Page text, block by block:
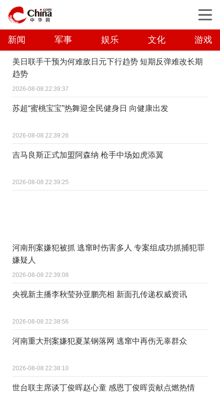
新闻 军事 娱乐 文化 游戏
美日联手干预为何难敌日元下行趋势 短期反弹难改长期
趋势
2026-08-08 22:39:37
苏超“蜜桃宝宝”热舞迎全民健身日 向健康出发
2026-08-08 22:39:26
吉马良斯正式加盟阿森纳 枪手中场如虎添翼
2026-08-08 22:39:25
河南刑案嫌犯被抓 逃窜时伤害多人 专案组成功抓捕犯罪
嫌疑人
2026-08-08 22:39:08
央视新主播李秋莹孙亚鹏亮相 新面孔传递权威资讯
2026-08-08 22:38:56
河南重大刑案嫌犯夏某钢落网 逃窜中再伤无辜群众
2026-08-08 22:38:10
世台联主席谈丁俊晖赵心童 感恩丁俊晖贡献点燃热情